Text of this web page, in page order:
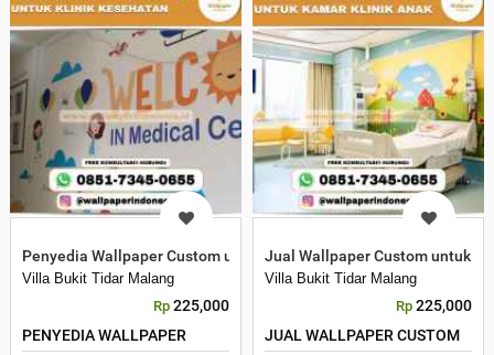
Penyedia Wallpaper Custom untuk Klinik Kesehatan
Villa Bukit Tidar Malang
Rp 225,000
PENYEDIA WALLPAPER
Jual Wallpaper Custom untuk
Villa Bukit Tidar Malang
Rp 225,000
JUAL WALLPAPER CUSTOM